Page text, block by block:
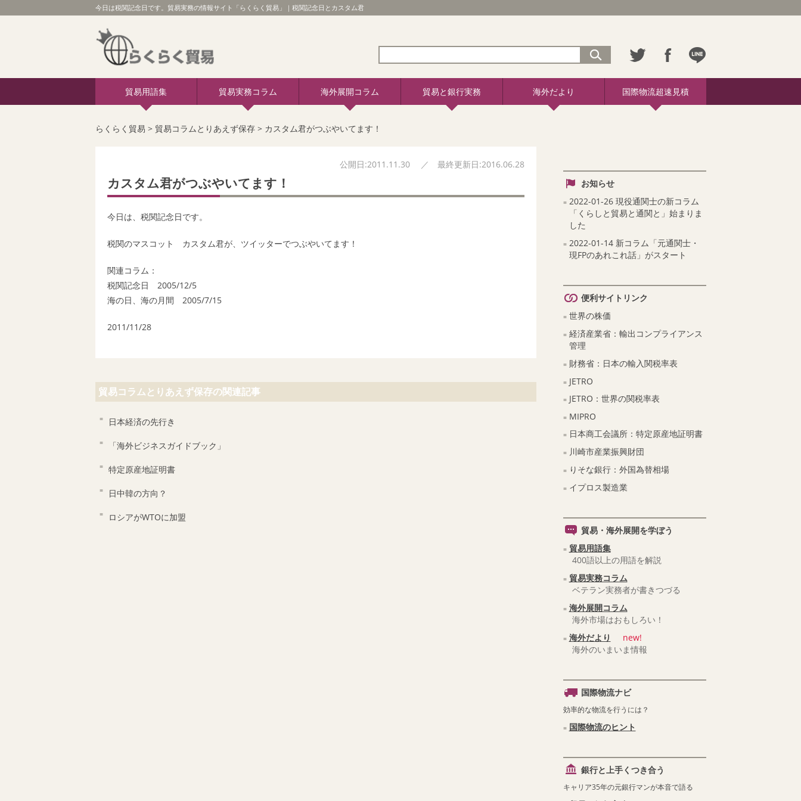
今日は税関記念日です。貿易実務の情報サイト「らくらく貿易」｜税関記念日とカスタム君
貿易用語集 貿易実務コラム 海外展開コラム 貿易と銀行実務 海外だより 国際物流超速見積
らくらく貿易 > 貿易コラムとりあえず保存> カスタム君がつぶやいてます！
公開日:2011.11.30 ／ 最終更新日:2016.06.28
カスタム君がつぶやいてます！
今日は、税関記念日です。
税関のマスコット カスタム君が、 ツイッターでつぶやいてます！
関連コラム：
税関記念日 2005/12/5
海の日、海の月間 2005/7/15
2011/11/28
貿易コラムとりあえず保存の関連記事
日本経済の先行き
「海外ビジネスガイドブック」
特定原産地証明書
日中韓の方向？
ロシアがWTOに加盟
お知らせ
2022-01-26 現役通関士の新コラム
「くらしと貿易と通関と」始まりま
した
2022-01-14 新コラム「元通関士・
現FPのあれこれ話」がスタート
便利サイトリンク
世界の株価
経済産業省：輸出コンプライアンス
管理
財務省：日本の輸入関税率表
JETRO
JETRO：世界の関税率表
MIPRO
日本商工会議所：特定原産地証明書
川崎市産業振興財団
りそな銀行：外国為替相場
イプロス製造業
貿易・海外展開を学ぼう
貿易用語集
400語以上の用語を解説
貿易実務コラム
ベテラン実務者が書きつづる
海外展開コラム
海外市場はおもしろい！
海外だより
new!
海外のいまいま情報
国際物流ナビ
効率的な物流を行うには？
国際物流のヒント
銀行と上手くつき合う
キャリア35年の元銀行マンが本音で語る